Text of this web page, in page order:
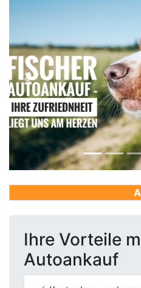
Previous
Ihre Vorteile
Autoankauf